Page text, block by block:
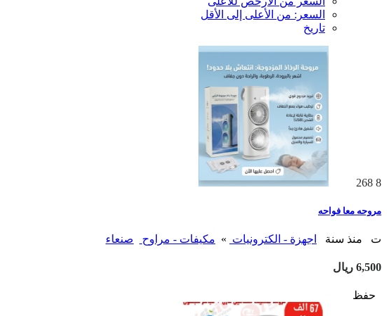
السعر: من الأعلى إلى الأقل
تاريخ
8
268
مروحه معا فواحه
ت منذ سنة اجهزة - الكترونيات » مكيفات - مراوح صنعاء
6,500 ريال
حفظ